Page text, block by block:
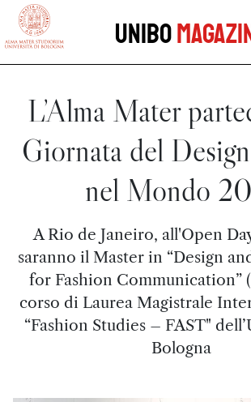
vai al contenuto della pagina
Unibo
L’Alma Mater
Giornata del
nel Mondo
A Rio de Janeiro, all'Open
saranno il Master in “Design
for Fashion Communication”
corso di Laurea Magistrale
“Fashion Studies – FAST"
Bologna